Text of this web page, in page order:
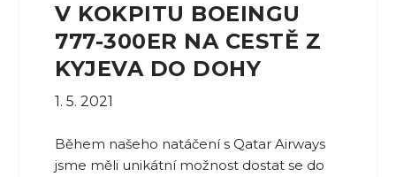
V KOKPITU BOEINGU
777-300ER NA CESTĚ Z
KYJEVA DO DOHY
1. 5. 2021
Během našeho natáčení s Qatar Airways
jsme měli unikátní možnost dostat se do